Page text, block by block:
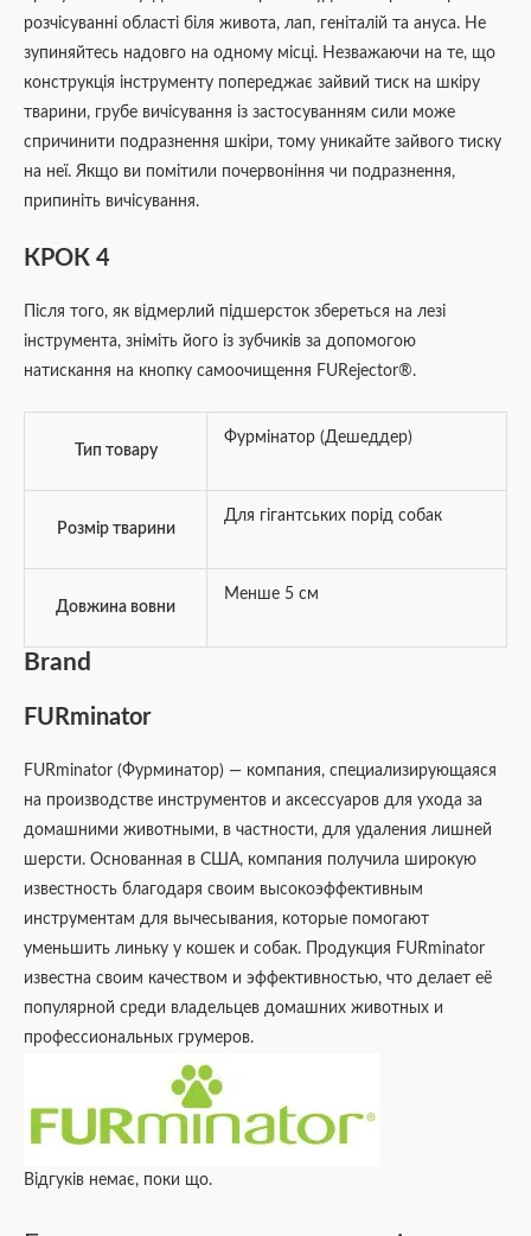
розчісуванні області біля живота, лап, геніталій та ануса. Не
зупиняйтесь надовго на одному місці. Незважаючи на те, що
конструкція інструменту попереджає зайвий тиск на шкіру
тварини, грубе вичісування із застосуванням сили може
спричинити подразнення шкіри, тому уникайте зайвого тиску
на неї. Якщо ви помітили почервоніння чи подразнення,
припиніть вичісування.
КРОК 4
Після того, як відмерлий підшерсток збереться на лезі
інструмента, зніміть його із зубчиків за допомогою
натискання на кнопку самоочищення FURejector®.
Тип товару
Фурмінатор (Дешеддер)
Розмір тварини
Для гігантських порід собак
Довжина вовни
Менше 5 см
Brand
FURminator
FURminator (Фурминатор) — компания, специализирующаяся
на производстве инструментов и аксессуаров для ухода за
домашними животными, в частности, для удаления лишней
шерсти. Основанная в США, компания получила широкую
известность благодаря своим высокоэффективным
инструментам для вычесывания, которые помогают
уменьшить линьку у кошек и собак. Продукция FURminator
известна своим качеством и эффективностью, что делает её
популярной среди владельцев домашних животных и
профессиональных грумеров.
Відгуків немає, поки що.